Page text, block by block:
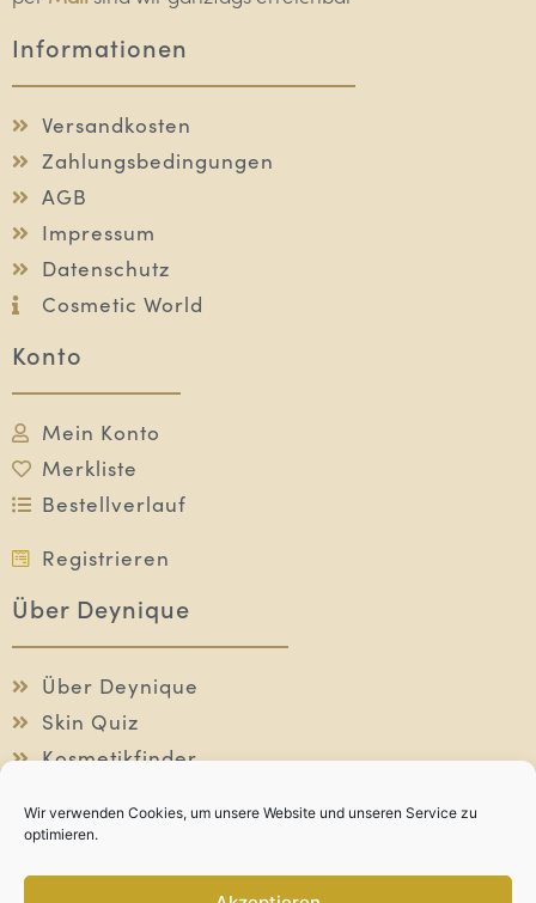
Wir verwenden Cookies, um unsere Website und unseren Service zu
optimieren.
Informationen
Versandkosten
Zahlungsbedingungen
AGB
Impressum
Datenschutz
Cosmetic World
Konto
Mein Konto
Merkliste
Bestellverlauf
Registrieren
Über Deynique
Über Deynique
Skin Quiz
Kosmetikfinder